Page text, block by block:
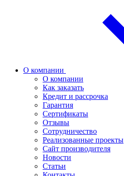
О компании
О компании
Как заказать
Кредит и рассрочка
Гарантия
Сертификаты
Отзывы
Сотрудничество
Реализованные проекты
Сайт производителя
Новости
Статьи